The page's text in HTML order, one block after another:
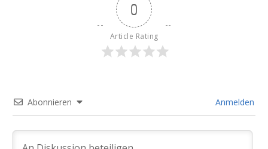
0
Article Rating
Abonnieren Anmelden